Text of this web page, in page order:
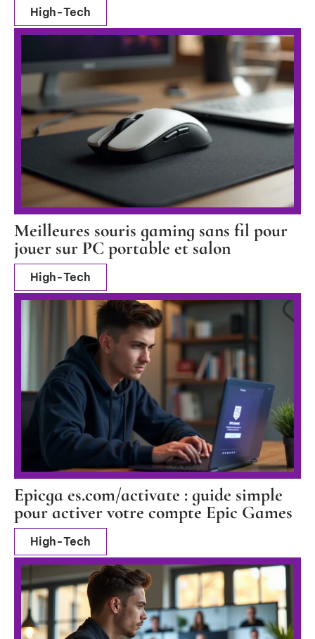
High-Tech
Meilleures souris gaming sans fil pour
jouer sur PC portable et salon
High-Tech
Epicga es.com/activate : guide simple
pour activer votre compte Epic Games
High-Tech